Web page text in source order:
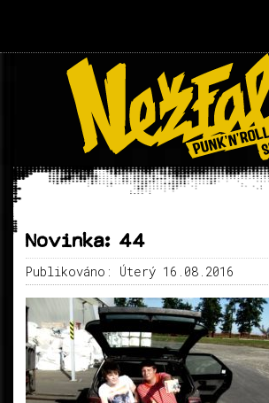
Novinka: 44
Publikováno: Úterý 16.08.2016